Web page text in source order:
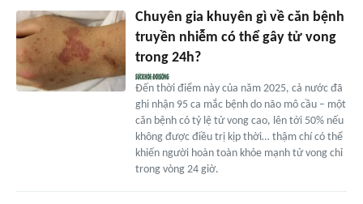
Chuyên gia khuyên gì về căn bệnh
truyền nhiễm có thể gây tử vong
trong 24h?
Đến thời điểm này của năm 2025, cả nước đã
ghi nhận 95 ca mắc bệnh do não mô cầu – một
căn bệnh có tỷ lệ tử vong cao, lên tới 50% nếu
không được điều trị kịp thời… thậm chí có thể
khiến người hoàn toàn khỏe mạnh tử vong chỉ
trong vòng 24 giờ.